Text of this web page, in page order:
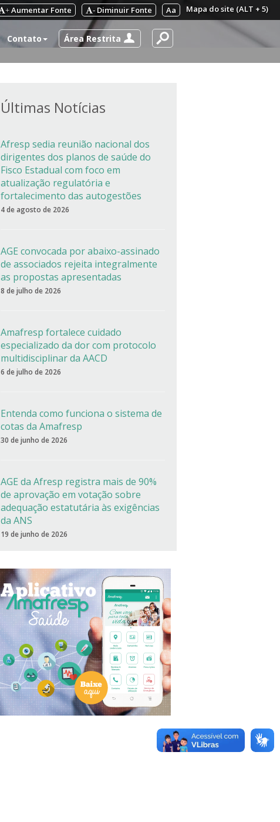
Mapa do site (ALT + 5)
Aa
- Diminuir Fonte
+ Aumentar Fonte
Contato Área Restrita
Últimas Notícias
Afresp sedia reunião nacional dos
dirigentes dos planos de saúde do
Fisco Estadual com foco em
atualização regulatória e
fortalecimento das autogestões
4 de agosto de 2026
AGE convocada por abaixo-assinado
de associados rejeita integralmente
as propostas apresentadas
8 de julho de 2026
Amafresp fortalece cuidado
especializado da dor com protocolo
multidisciplinar da AACD
6 de julho de 2026
Entenda como funciona o sistema de
cotas da Amafresp
30 de junho de 2026
AGE da Afresp registra mais de 90%
de aprovação em votação sobre
adequação estatutária às exigências
da ANS
19 de junho de 2026